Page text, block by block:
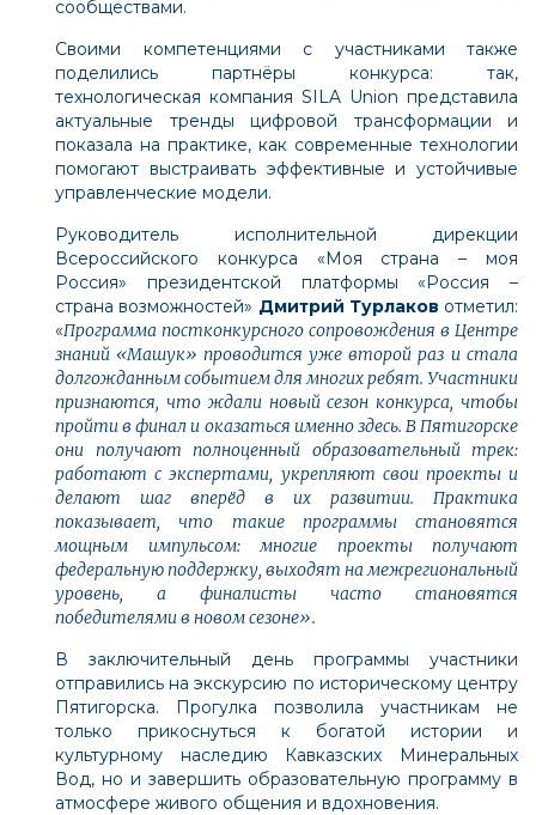
сообществами.
Своими компетенциями с участниками также
поделились партнёры конкурса: так,
технологическая компания SILA Union представила
актуальные тренды цифровой трансформации и
показала на практике, как современные технологии
помогают выстраивать эффективные и устойчивые
управленческие модели.
Руководитель исполнительной дирекции
Всероссийского конкурса «Моя страна – моя
Россия» президентской платформы «Россия –
страна возможностей» Дмитрий Турлаков отметил:
«Программа постконкурсного сопровождения в Центре
знаний «Машук» проводится уже второй раз и стала
долгожданным событием для многих ребят. Участники
признаются, что ждали новый сезон конкурса, чтобы
пройти в финал и оказаться именно здесь. В Пятигорске
они получают полноценный образовательный трек:
работают с экспертами, укрепляют свои проекты и
делают шаг вперёд в их развитии. Практика
показывает, что такие программы становятся
мощным импульсом: многие проекты получают
федеральную поддержку, выходят на межрегиональный
уровень, а финалисты часто становятся
победителями в новом сезоне».
В заключительный день программы участники
отправились на экскурсию по историческому центру
Пятигорска. Прогулка позволила участникам не
только прикоснуться к богатой истории и
культурному наследию Кавказских Минеральных
Вод, но и завершить образовательную программу в
атмосфере живого общения и вдохновения.